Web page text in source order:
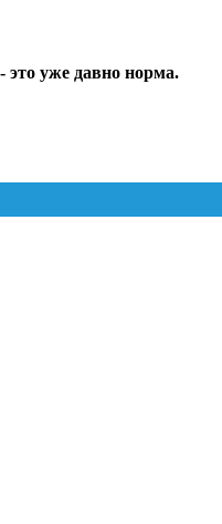
уже давно норма.